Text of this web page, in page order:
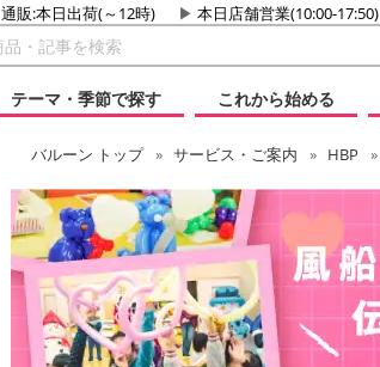
通販:本日出荷(～12時) 本日店舗営業(10:00-17:50)
テーマ・季節で探す
これから始める
バルーン トップ サービス・ご案内 HBP